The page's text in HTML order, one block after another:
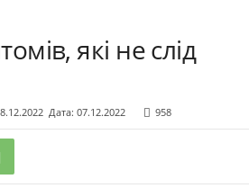
які не слід
Дата: 07.12.2022 958